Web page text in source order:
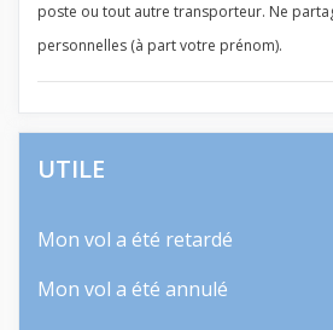
poste ou tout autre transporteur. Ne
personnelles (à part votre prénom).
UTILE
Mon vol a été retardé
Mon vol a été annulé